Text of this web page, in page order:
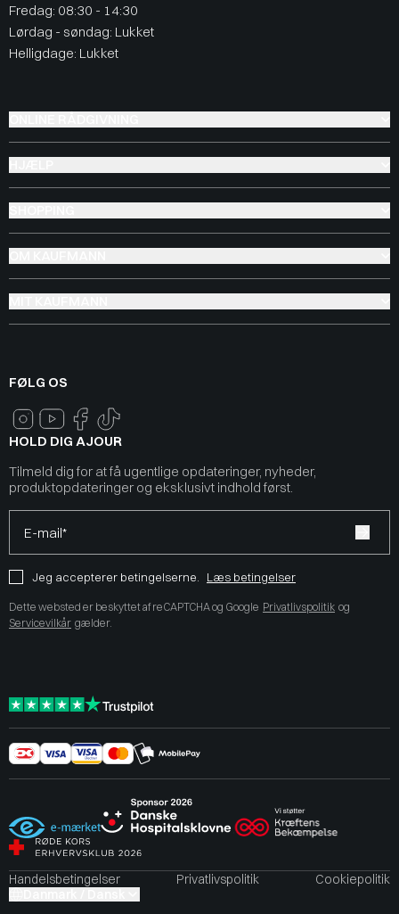
Fredag: 08:30 - 14:30
Lørdag - søndag: Lukket
Helligdage: Lukket
FØLG OS
HOLD DIG AJOUR
Tilmeld dig for at få ugentlige opdateringer, nyheder,
produktopdateringer og eksklusivt indhold først.
E-mail*
Jeg accepterer betingelserne. Læs betingelser
Dette websted er beskyttet af reCAPTCHA og Google Privatlivspolitik og
Servicevilkår gælder.
Handelsbetingelser Privatlivspolitik
Cookiepolitik